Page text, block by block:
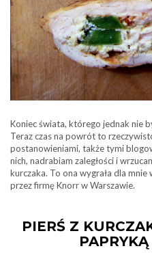
Koniec świata, którego jednak nie
Teraz czas na powrót to
postanowieniami, także tymi
nich, nadrabiam zaległości i
kurczaka. To ona wygrała dla
przez firmę Knorr w Warszawie.
PIERŚ Z